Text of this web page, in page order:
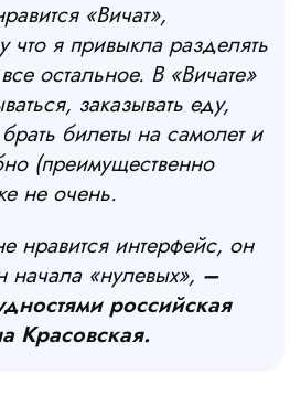
«Вичат»,
что я привыкла разделять
остальное. В «Вичате»
заказывать еду,
билеты на самолет и
(преимущественно
не очень.
нравится интерфейс, он
«нулевых», –
российская
Красовская.